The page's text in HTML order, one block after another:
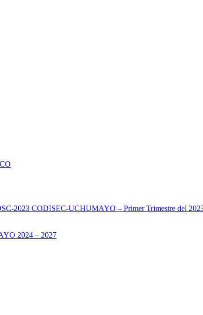
2023 CODISEC-UCHUMAYO – Primer Trimestre del
2024 – 2027